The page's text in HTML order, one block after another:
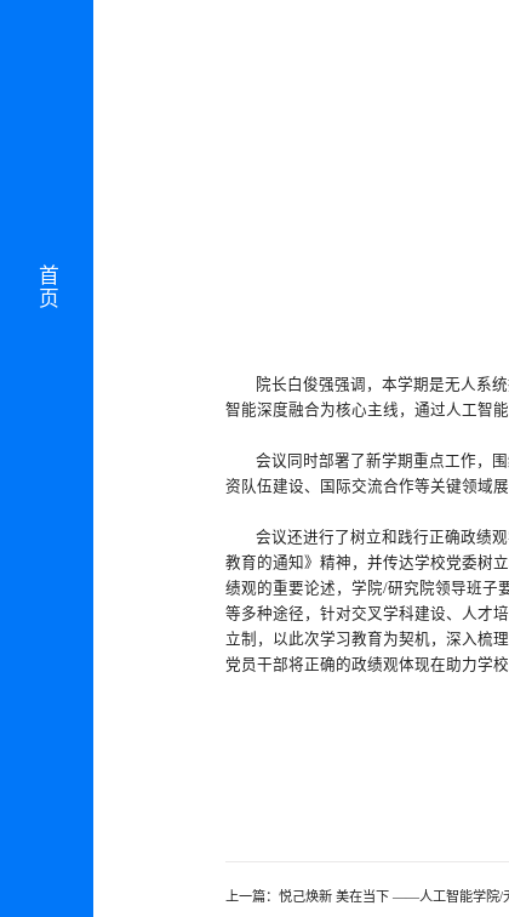
首页
院长白俊强强调，本学期是无人系
智能深度融合为核心主线，通过人工智
会议同时部署了新学期重点工作，
资队伍建设、国际交流合作等关键领域展
会议还进行了树立和践行正确政绩
教育的通知》精神，并传达学校党委树
绩观的重要论述，学院/研究院领导班子
等多种途径，针对交叉学科建设、人才
立制，以此次学习教育为契机，深入梳
党员干部将正确的政绩观体现在助力学
上一篇： 悦己焕新 美在当下 ——人工智能学院/